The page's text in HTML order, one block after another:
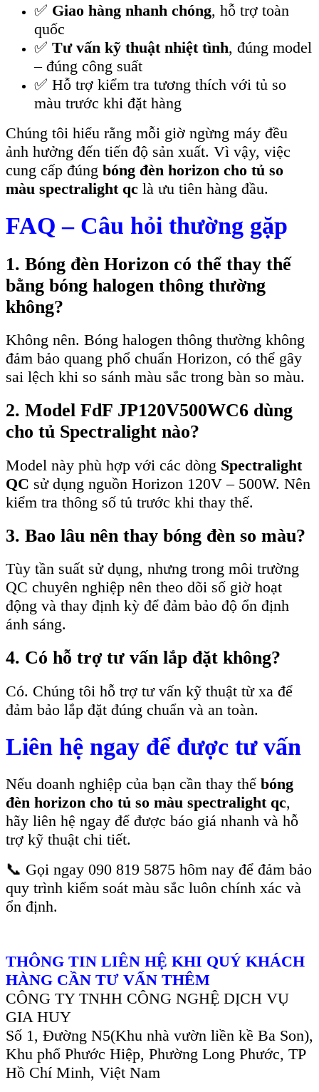
✅ Giao hàng nhanh chóng, hỗ trợ toàn
quốc
✅ Tư vấn kỹ thuật nhiệt tình, đúng model
– đúng công suất
✅ Hỗ trợ kiểm tra tương thích với tủ so
màu trước khi đặt hàng
Chúng tôi hiểu rằng mỗi giờ ngừng máy đều
ảnh hưởng đến tiến độ sản xuất. Vì vậy, việc
cung cấp đúng bóng đèn horizon cho tủ so
màu spectralight qc là ưu tiên hàng đầu.
FAQ – Câu hỏi thường gặp
1. Bóng đèn Horizon có thể thay thế
bằng bóng halogen thông thường
không?
Không nên. Bóng halogen thông thường không
đảm bảo quang phổ chuẩn Horizon, có thể gây
sai lệch khi so sánh màu sắc trong bàn so màu.
2. Model FdF JP120V500WC6 dùng
cho tủ Spectralight nào?
Model này phù hợp với các dòng Spectralight
QC sử dụng nguồn Horizon 120V – 500W. Nên
kiểm tra thông số tủ trước khi thay thế.
3. Bao lâu nên thay bóng đèn so màu?
Tùy tần suất sử dụng, nhưng trong môi trường
QC chuyên nghiệp nên theo dõi số giờ hoạt
động và thay định kỳ để đảm bảo độ ổn định
ánh sáng.
4. Có hỗ trợ tư vấn lắp đặt không?
Có. Chúng tôi hỗ trợ tư vấn kỹ thuật từ xa để
đảm bảo lắp đặt đúng chuẩn và an toàn.
Liên hệ ngay để được tư vấn
Nếu doanh nghiệp của bạn cần thay thế bóng
đèn horizon cho tủ so màu spectralight qc,
hãy liên hệ ngay để được báo giá nhanh và hỗ
trợ kỹ thuật chi tiết.
📞 Gọi ngay 090 819 5875 hôm nay để đảm bảo
quy trình kiểm soát màu sắc luôn chính xác và
ổn định.
THÔNG TIN LIÊN HỆ KHI QUÝ KHÁCH
HÀNG CẦN TƯ VẤN THÊM
CÔNG TY TNHH CÔNG NGHỆ DỊCH VỤ
GIA HUY
Số 1, Đường N5(Khu nhà vườn liền kề Ba Son),
Khu phố Phước Hiệp, Phường Long Phước, TP
Hồ Chí Minh, Việt Nam